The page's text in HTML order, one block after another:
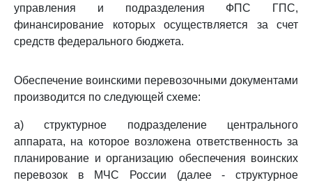
управления и подразделения ФПС ГПС,
финансирование которых осуществляется за счет
средств федерального бюджета.
Обеспечение воинскими перевозочными документами
производится по следующей схеме:
а) структурное подразделение центрального
аппарата, на которое возложена ответственность за
планирование и организацию обеспечения воинских
перевозок в МЧС России (далее - структурное